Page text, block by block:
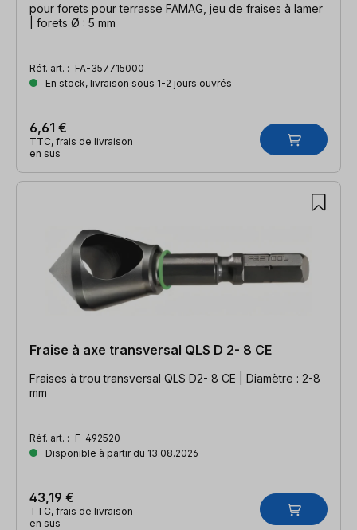
pour forets pour terrasse FAMAG, jeu de fraises à lamer
| forets Ø : 5 mm
Réf. art. : FA-357715000
En stock, livraison sous 1-2 jours ouvrés
6,61 €
TTC, frais de livraison
en sus
Fraise à axe transversal QLS D 2- 8 CE
Fraises à trou transversal QLS D2- 8 CE | Diamètre : 2-8
mm
Réf. art. : F-492520
Disponible à partir du 13.08.2026
43,19 €
TTC, frais de livraison
en sus